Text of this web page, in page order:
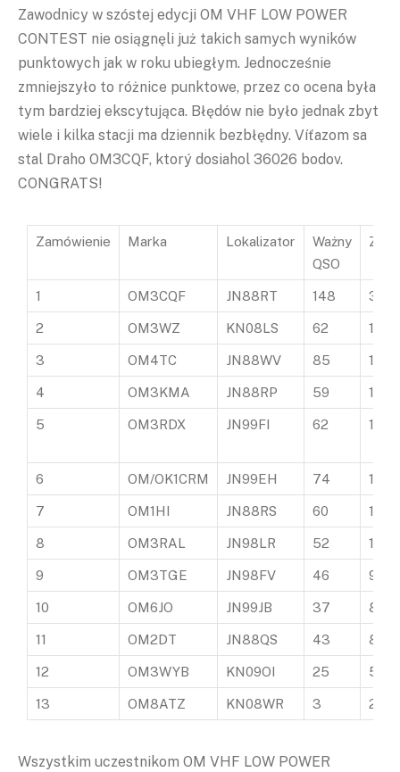
Zawodnicy w szóstej edycji OM VHF LOW POWER
CONTEST nie osiągnęli już takich samych wyników
punktowych jak w roku ubiegłym. Jednocześnie
zmniejszyło to różnice punktowe, przez co ocena była
tym bardziej ekscytująca. Błędów nie było jednak zbyt
wiele i kilka stacji ma dziennik bezbłędny. Víťazom sa
stal Draho OM3CQF, ktorý dosiahol 36026 bodov.
CONGRATS!
Zamówienie Marka Lokalizator
Ważny
QSO
1 OM3CQF JN88RT 148
2 OM3WZ KN08LS 62
3 OM4TC JN88WV 85
4 OM3KMA JN88RP 59
5 OM3RDX JN99FI 62
6 OM/OK1CRM JN99EH 74
7 OM1HI JN88RS 60
8 OM3RAL JN98LR 52
9 OM3TGE JN98FV 46
10 OM6JO JN99JB 37
11 OM2DT JN88QS 43 8015
12 OM3WYB KN09OI 25 5612
13 OM8ATZ KN08WR 3 268
Wszystkim uczestnikom OM VHF LOW POWER